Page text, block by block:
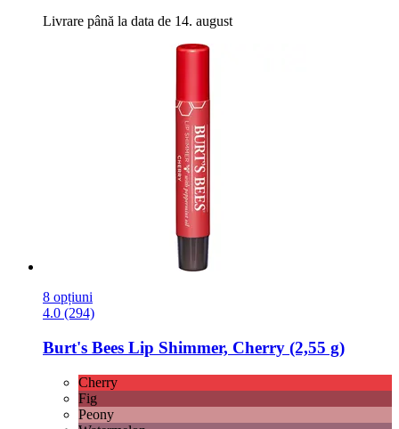
Livrare până la data de 14. august
8 opțiuni
4.0 (294)
Burt's Bees Lip Shimmer, Cherry (2,55 g)
Cherry
Fig
Peony